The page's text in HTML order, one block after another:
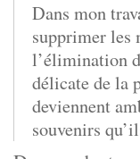
Dans mon
supprimer les
l’élimination
délicate de la
deviennent
souvenirs